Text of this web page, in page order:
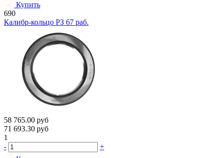
Купить
690
Калибр-кольцо РЗ 67 раб.
58 765.00 руб
71 693.30 руб
1
-
+